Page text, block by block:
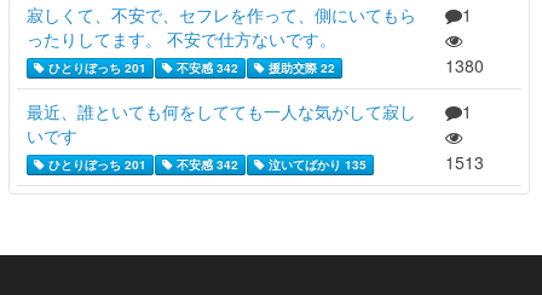
寂しくて、不安で、セフレを作って、側にいてもら
ったりしてます。 不安で仕方ないです。
ひとりぼっち 201 不安感 342 援助交際 22
1
1380
最近、誰といても何をしてても一人な気がして寂し
いです
ひとりぼっち 201 不安感 342 泣いてばかり 135
1
1513